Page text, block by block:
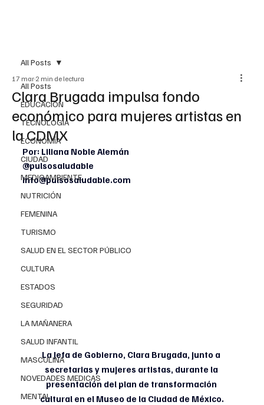
All Posts
EDUCACIÓN
TECNOLOGÍA
ECONOMÍA
CIUDAD
MEDIOAMBIENTE
NUTRICIÓN
FEMENINA
TURISMO
SALUD EN EL SECTOR PÚBLICO
CULTURA
ESTADOS
SEGURIDAD
LA MAÑANERA
SALUD INFANTIL
MASCULINA
NOVEDADES MEDICAS
MENTAL
All Posts
Clara Brugada impulsa fondo
económico para mujeres artistas en
la CDMX
17 mar 2 min de lectura
Por: Liliana Noble Alemán
@pulsosaludable
info@pulsosaludable.com
La Jefa de Gobierno, Clara Brugada, junto a
secretarias y mujeres artistas, durante la
presentación del plan de transformación
cultural en el Museo de la Ciudad de México.